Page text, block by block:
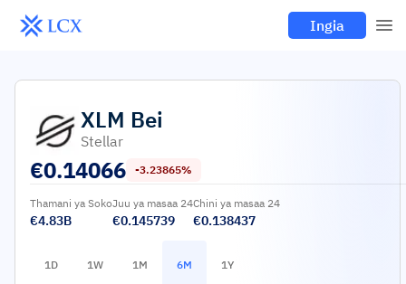
Ingia
XLM Bei
Stellar
€0.14066 -3.23865%
Thamani ya Soko
€4.83B
Juu ya masaa 24
€0.145739
Chini ya masaa 24
€0.138437
1D 1W 1M 6M 1Y